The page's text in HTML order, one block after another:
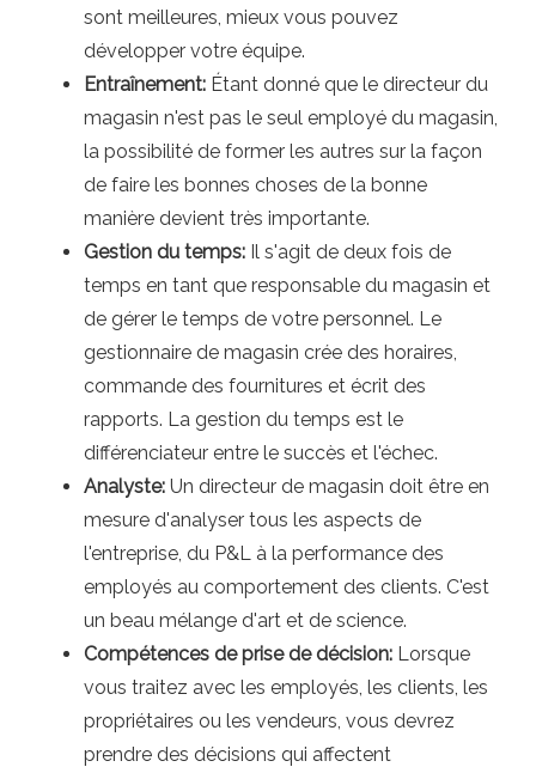
sont meilleures, mieux vous pouvez
développer votre équipe.
Entraînement: Étant donné que le directeur du
magasin n'est pas le seul employé du magasin,
la possibilité de former les autres sur la façon
de faire les bonnes choses de la bonne
manière devient très importante.
Gestion du temps: Il s'agit de deux fois de
temps en tant que responsable du magasin et
de gérer le temps de votre personnel. Le
gestionnaire de magasin crée des horaires,
commande des fournitures et écrit des
rapports. La gestion du temps est le
différenciateur entre le succès et l'échec.
Analyste: Un directeur de magasin doit être en
mesure d'analyser tous les aspects de
l'entreprise, du P&L à la performance des
employés au comportement des clients. C'est
un beau mélange d'art et de science.
Compétences de prise de décision: Lorsque
vous traitez avec les employés, les clients, les
propriétaires ou les vendeurs, vous devrez
prendre des décisions qui affectent